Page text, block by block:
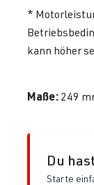
*
kann höher
Maße: 249
Du
Starte